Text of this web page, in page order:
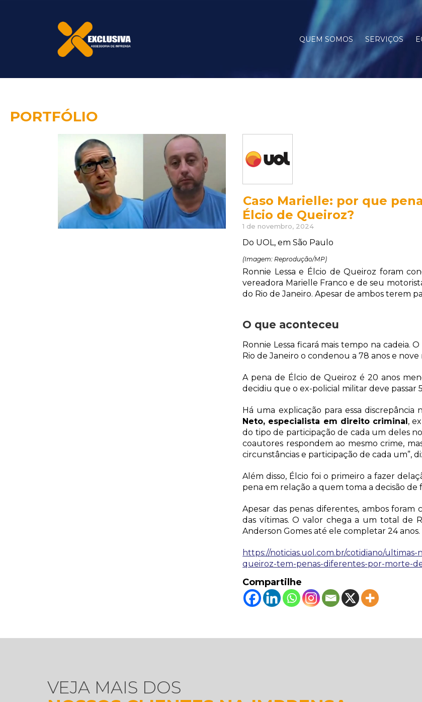
QUEM SOMOS SERVIÇOS
PORTFÓLIO
Caso Marielle: por que
Élcio de Queiroz?
1 de novembro, 2024
Do UOL, em São Paulo
(Imagem: Reprodução/MP)
Ronnie Lessa e Élcio de Queiroz foram
vereadora Marielle Franco e de seu
do Rio de Janeiro. Apesar de ambos terem
O que aconteceu
Ronnie Lessa ficará mais tempo na cadeia.
Rio de Janeiro o condenou a 78 anos e nove
A pena de Élcio de Queiroz é 20 anos
decidiu que o ex-policial militar deve passar
Há uma explicação para essa discrepância
Neto, especialista em direito criminal,
do tipo de participação de cada um deles
coautores respondem ao mesmo crime,
circunstâncias e participação de cada um”,
Além disso, Élcio foi o primeiro a fazer
pena em relação a quem toma a decisão de
Apesar das penas diferentes, ambos foram
das vítimas. O valor chega a um total de
Anderson Gomes até ele completar 24 anos.
https://noticias.uol.com.br/cotidiano/ultimas-
queiroz-tem-penas-diferentes-por-morte-
Compartilhe
VEJA MAIS DOS